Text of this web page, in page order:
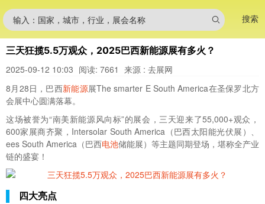
输入：国家，城市，行业，展会名称 搜索
三天狂揽5.5万观众，2025巴西新能源展有多火？
2025-09-12 10:03 阅读: 7661 来源 : 去展网
8月28日，巴西新能源展The smarter E South America在圣保罗北方
会展中心圆满落幕。
这场被誉为“南美新能源风向标”的展会，三天迎来了55,000+观众，
600家展商齐聚，Intersolar South America（巴西太阳能光伏展）、
ees South America（巴西电池储能展）等主题同期登场，堪称全产业
链的盛宴！
四大亮点